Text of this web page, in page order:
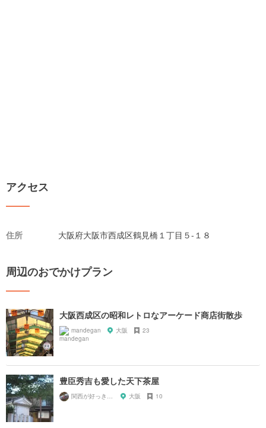
アクセス
住所 大阪府大阪市西成区鶴見橋１丁目５-１８
周辺のおでかけプラン
大阪西成区の昭和レトロなアーケード商店街散歩
mandegan 大阪 23
豊臣秀吉も愛した天下茶屋
大阪 10